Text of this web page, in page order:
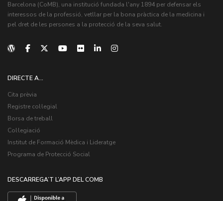
Barcelona (CoMB), una institució fundada l'any 1894 per defensar els
interessos de la professió, vetllar per la bona pràctica de la medicina i
pel dret de les persones a la protecció de la seva salut.
DIRECTE A...
Cita prèvia
Registre col·legial
Borsa de treball
Col·legiació
Institut de Formació Mèdica i Lideratge
Programa de Protecció Social
DESCARREGA’T L’APP DEL COMB